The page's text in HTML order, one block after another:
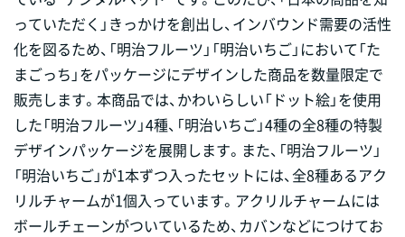
っていただく」きっかけを創出し、インバウンド需要の活性
化を図るため、「明治フルーツ」「明治いちご」において「た
まごっち」をパッケージにデザインした商品を数量限定で
販売します。本商品では、かわいらしい「ドット絵」を使用
した「明治フルーツ」4種、「明治いちご」4種の全8種の特製
デザインパッケージを展開します。また、「明治フルーツ」
「明治いちご」が1本ずつ入ったセットには、全8種あるアク
リルチャームが1個入っています。アクリルチャームには
ボールチェーンがついているため、カバンなどにつけてお